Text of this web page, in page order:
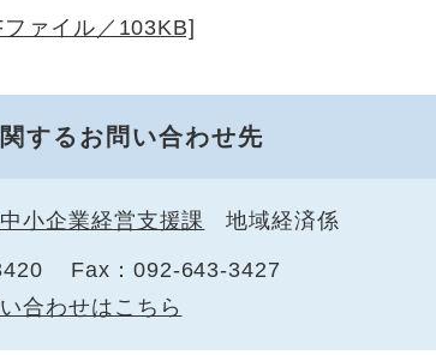
ァイル／103KB]
するお問い合わせ先
小企業経営支援課 地域経済係
Fax：092-643-3427
合わせはこちら